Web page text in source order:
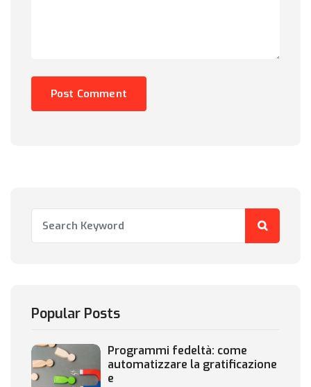
Popular Posts
Programmi fedeltà: come
automatizzare la gratificazione
e